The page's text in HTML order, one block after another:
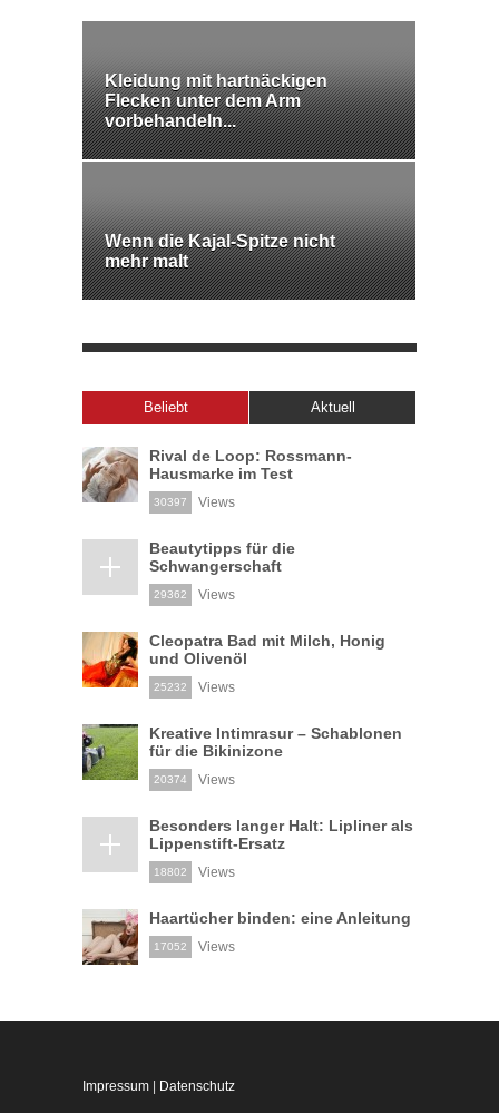
Kleidung mit hartnäckigen
Flecken unter dem Arm
vorbehandeln...
Wenn die Kajal-Spitze nicht
mehr malt
Beliebt Aktuell
Rival de Loop: Rossmann-
Hausmarke im Test
30397 Views
Beautytipps für die
Schwangerschaft
29362 Views
Cleopatra Bad mit Milch, Honig
und Olivenöl
25232 Views
Kreative Intimrasur – Schablonen
für die Bikinizone
20374 Views
Besonders langer Halt: Lipliner als
Lippenstift-Ersatz
18802 Views
Haartücher binden: eine Anleitung
17052 Views
Impressum | Datenschutz